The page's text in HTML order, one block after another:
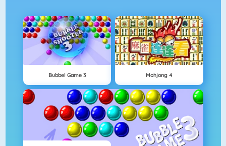
Bubbel Game 3 Mahjong 4